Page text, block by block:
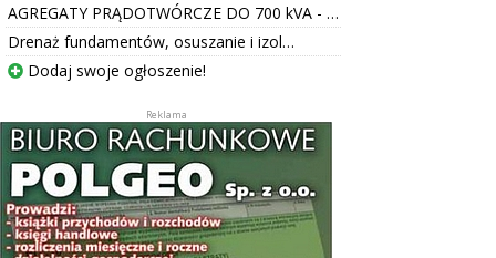
AGREGATY PRĄDOTWÓRCZE DO 700 kVA - …
Drenaż fundamentów, osuszanie i izol…
Dodaj swoje ogłoszenie!